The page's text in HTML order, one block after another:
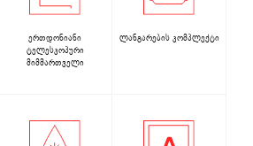
ერთდონიანი
ტელესკოპური
მიმმართველი
ლანგარების კომპლექტი